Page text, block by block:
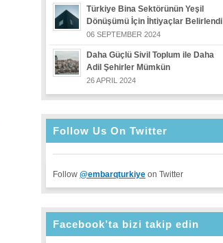
Türkiye Bina Sektörünün Yeşil
Dönüşümü İçin İhtiyaçlar Belirlendi
06 SEPTEMBER 2024
Daha Güçlü Sivil Toplum ile Daha
Adil Şehirler Mümkün
26 APRIL 2024
Follow Us On Twitter
Follow @embarqturkiye on Twitter
Facebook’ta bizi takip edin